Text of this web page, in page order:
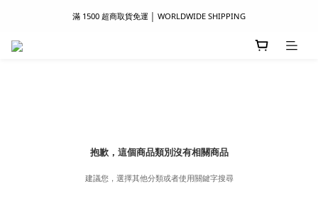
滿 1500 超商取貨免運 │ WORLDWIDE SHIPPING
滿 1500 超商取貨免運 │ WORLDWIDE SHIPPING
抱歉，這個商品類別沒有相關商品
建議您，選擇其他分類或者使用關鍵字搜尋